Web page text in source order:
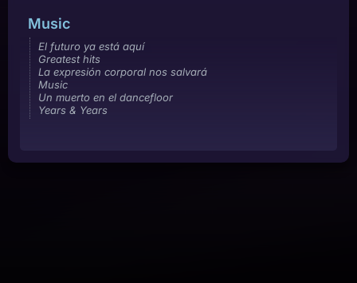
Music
El futuro ya está aquí
Greatest hits
La expresión corporal nos salvará
Music
Un muerto en el dancefloor
Years & Years